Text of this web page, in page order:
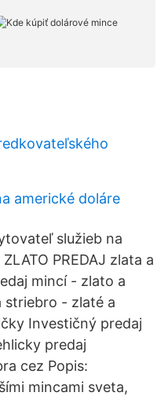
americké doláre
služieb na
PREDAJ zlata a
mincí - zlato a
striebro - zlaté a
Investičný predaj
predaj
cez Popis:
mincami sveta,